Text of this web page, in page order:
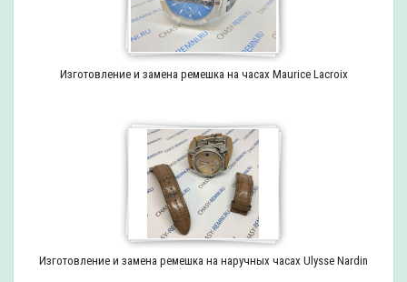
Изготовление и замена ремешка на часах Maurice Lacroix
Изготовление и замена ремешка на наручных часах Ulysse Nardin